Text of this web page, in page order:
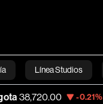
Línea Studios
English-0.21% Apple 310.94